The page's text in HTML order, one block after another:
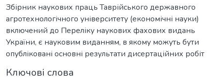
Збірник наукових праць Таврійського державного
агротехнологічного університету (економічні науки)
включений до Переліку наукових фахових видань
України, є науковим виданням, в якому можуть бути
опубліковані основні результати дисертаційних робіт
Ключові слова